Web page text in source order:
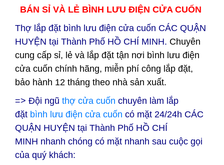
BÁN SỈ VÀ LẺ BÌNH LƯU ĐIỆN CỬA CUỐN
Thợ lắp đặt bình lưu điện cửa cuốn CÁC QUẬN
HUYỆN tại Thành Phố HỒ CHÍ MINH. Chuyên
cung cấp sỉ, lẻ và lắp đặt tận nơi bình lưu điện
cửa cuốn chính hãng, miễn phí công lắp đặt,
bảo hành 12 tháng theo nhà sản xuất.
=> Đội ngũ thợ cửa cuốn chuyên làm lắp
đặt bình lưu điện cửa cuốn có mặt 24/24h CÁC
QUẬN HUYỆN tại Thành Phố HỒ CHÍ
MINH nhanh chóng có mặt nhanh sau cuộc gọi
của quý khách: